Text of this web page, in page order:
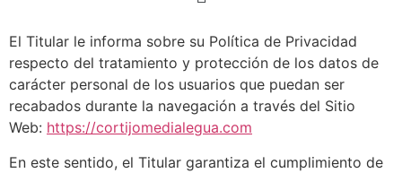
El Titular le informa sobre su Política de Privacidad
respecto del tratamiento y protección de los datos de
carácter personal de los usuarios que puedan ser
recabados durante la navegación a través del Sitio
Web: https://cortijomedialegua.com
En este sentido, el Titular garantiza el cumplimiento de